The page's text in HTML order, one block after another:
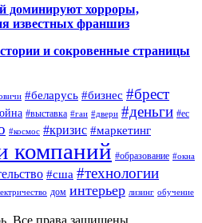
доминируют хорроры,
известных франшиз
и сокровенные страницы
#беларусь #бизнес #брест
#выставка #гаи #двери #деньги #ес
#космос #кризис #маркетинг
компаний #образование #окна
#сша #технологии
дом интерьер лизинг обучение
Все права защищены.